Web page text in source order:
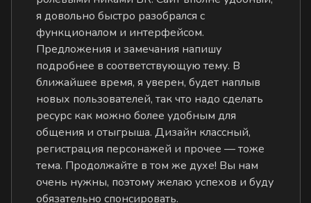
я довольно быстро разобрался с
функционалом и интерфейсом.
Предложения и замечания напишу
подробнее в соответствующую тему. В
ближайшее время, я уверен, будет наплыв
новых пользователей, так что надо сделать
ресурс как можно более удобным для
общения и отыгрыша. Дизайн классный,
регистрация персонажей и прочее — тоже
тема. Продолжайте в том же духе! Вы нам
очень нужны, поэтому желаю успехов и буду
обязательно спонсировать.